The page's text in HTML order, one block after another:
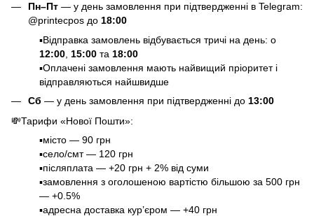
Пн–Пт — у день замовлення при підтвердженні в Telegram:
@printecpos до 18:00
▪️Відправка замовлень відбувається тричі на день: о
12:00, 15:00 та 18:00
▪️Оплачені замовлення мають найвищий пріоритет і
відправляються найшвидше
Сб — у день замовлення при підтвердженні до 13:00
💸Тарифи «Нової Пошти»:
▪️місто — 90 грн
▪️село/смт — 120 грн
▪️післяплата — +20 грн + 2% від суми
▪️замовлення з оголошеною вартістю більшою за 500 грн
— +0.5%
▪️адресна доставка кур’єром — +40 грн